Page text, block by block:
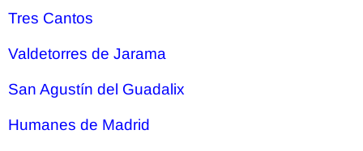
Tres Cantos
Valdetorres de Jarama
San Agustín del Guadalix
Humanes de Madrid